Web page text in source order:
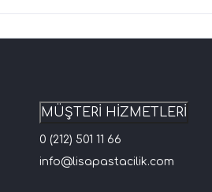
MÜŞTERİ HİZMETLERİ
0 (212) 501 11 66
info@lisapastacilik.com